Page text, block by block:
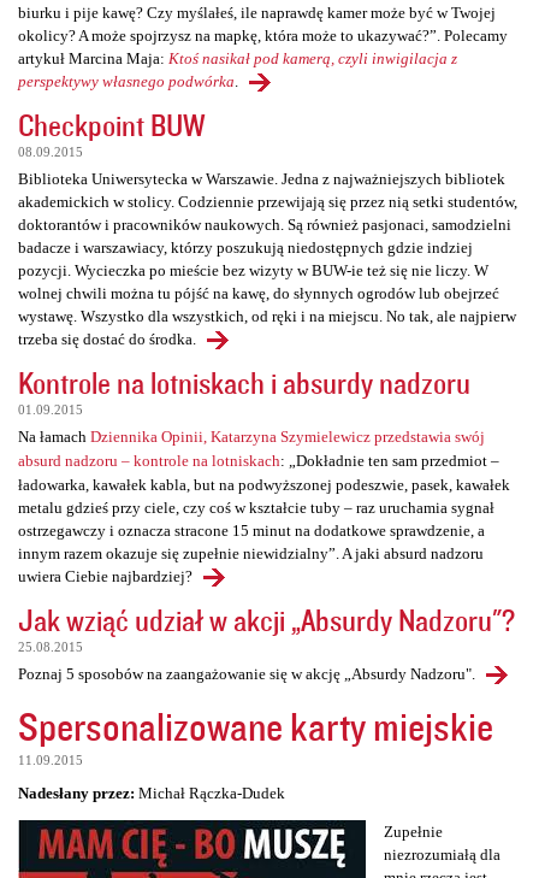
biurku i pije kawę? Czy myślałeś, ile naprawdę kamer może być w Twojej
okolicy? A może spojrzysz na mapkę, która może to ukazywać?”. Polecamy
artykuł Marcina Maja: Ktoś nasikał pod kamerą, czyli inwigilacja z
perspektywy własnego podwórka
Checkpoint BUW
08.09.2015
Biblioteka Uniwersytecka w Warszawie. Jedna z najważniejszych bibliotek
akademickich w stolicy. Codziennie przewijają się przez nią setki studentów,
doktorantów i pracowników naukowych. Są również pasjonaci, samodzielni
badacze i warszawiacy, którzy poszukują niedostępnych gdzie indziej
pozycji. Wycieczka po mieście bez wizyty w BUW-ie też się nie liczy. W
wolnej chwili można tu pójść na kawę, do słynnych ogrodów lub obejrzeć
wystawę. Wszystko dla wszystkich, od ręki i na miejscu. No tak, ale najpierw
trzeba się dostać do środka.
Kontrole na lotniskach i absurdy nadzoru
01.09.2015
Na łamach Dziennika Opinii, Katarzyna Szymielewicz przedstawia swój
absurd nadzoru – kontrole na lotniskach: „Dokładnie ten sam przedmiot –
ładowarka, kawałek kabla, but na podwyższonej podeszwie, pasek, kawałek
metalu gdzieś przy ciele, czy coś w kształcie tuby – raz uruchamia sygnał
ostrzegawczy i oznacza stracone 15 minut na dodatkowe sprawdzenie, a
innym razem okazuje się zupełnie niewidzialny”. A jaki absurd nadzoru
uwiera Ciebie najbardziej?
Jak wziąć udział w akcji „Absurdy Nadzoru"?
25.08.2015
Poznaj 5 sposobów na zaangażowanie się w akcję „Absurdy Nadzoru".
Spersonalizowane karty miejskie
11.09.2015
Nadesłany przez: Michał Rączka-Dudek
Zupełnie
niezrozumiałą dla